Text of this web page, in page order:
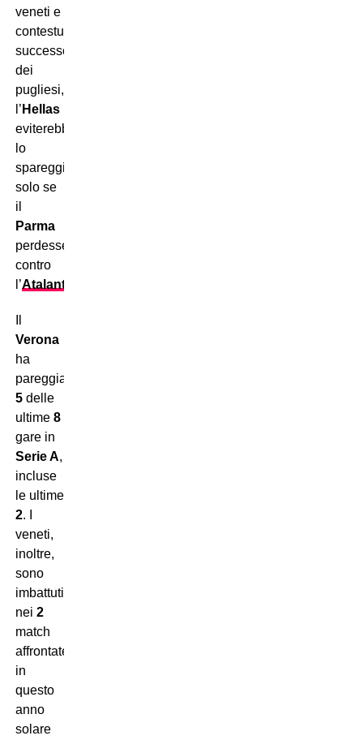
veneti e
contestuale
successo
dei
pugliesi,
l’ Hellas
eviterebbe
lo
spareggio
solo se
il
Parma
perdesse
contro
l’Atalanta
Verona
ha
pareggiato
5 delle
ultime 8
gare in
Serie A,
incluse
le ultime
2. I
veneti,
inoltre,
sono
imbattuti
nei 2
match
affrontate
in
questo
anno
solare